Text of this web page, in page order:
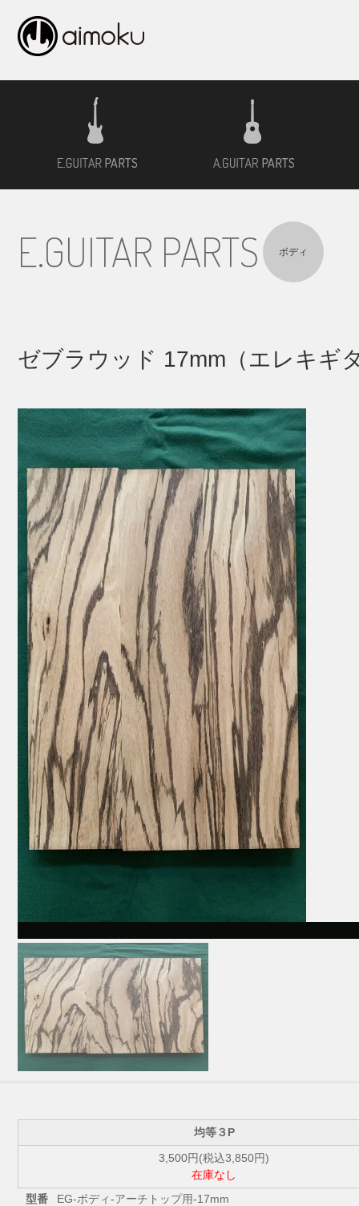
E.GUITAR PARTS ボディ
ゼブラウッド 17mm（エレキギ
均等３P
3,500円(税込3,850円)
在庫なし
型番
EG-ボディ-アーチトップ用-17mm